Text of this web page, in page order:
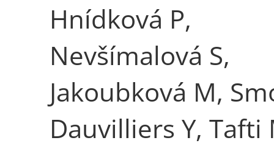
Hnídková P,
Nevšímalová S,
Jakoubková M,
Dauvilliers Y, Tafti